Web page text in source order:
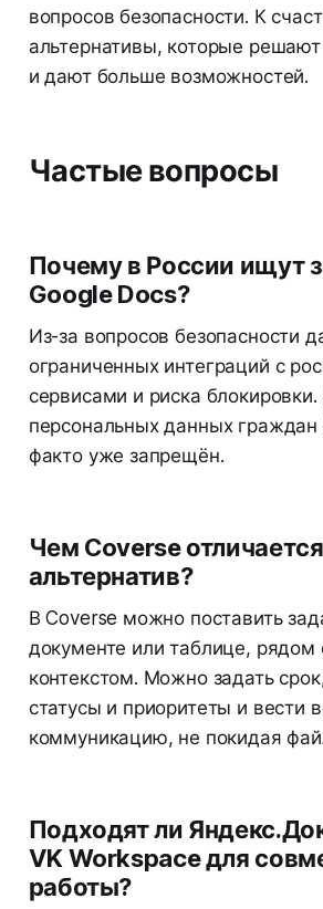
вопросов безопасности. К
альтернативы, которые
и дают больше возможностей.
Частые вопросы
Почему в России ищут
Google Docs?
Из-за вопросов безопасности
ограниченных интеграций с
сервисами и риска
персональных данных
факто уже запрещён.
Чем Coverse
альтернатив?
В Coverse можно поставить
документе или таблице, рядом
контекстом. Можно задать
статусы и приоритеты и вести
коммуникацию, не покидая
Подходят ли
VK Workspace для
работы?